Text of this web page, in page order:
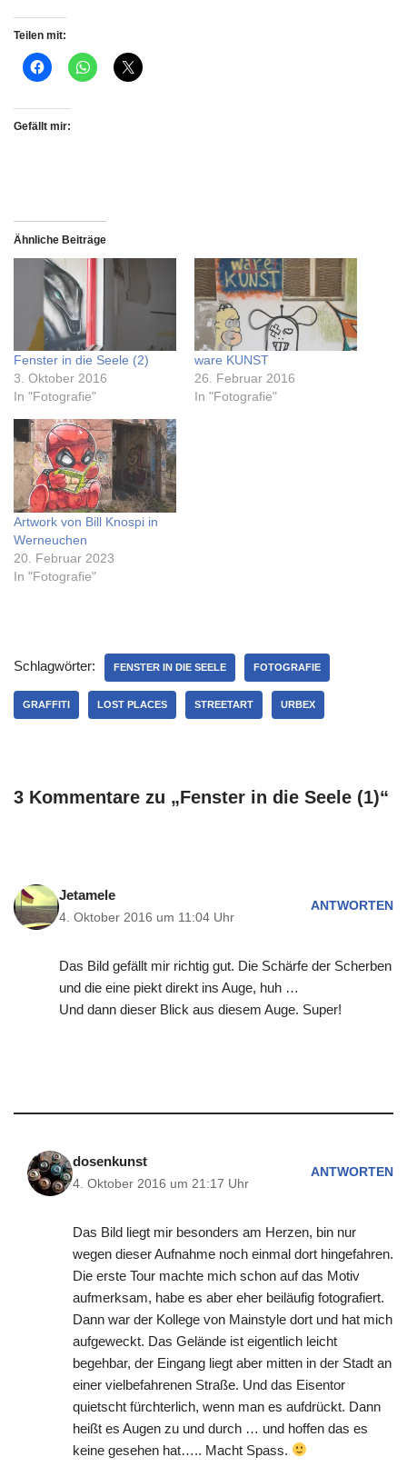
Teilen mit:
Gefällt mir:
Ähnliche Beiträge
Fenster in die Seele (2)
3. Oktober 2016
In "Fotografie"
ware KUNST
26. Februar 2016
In "Fotografie"
Artwork von Bill Knospi in
Werneuchen
20. Februar 2023
In "Fotografie"
Schlagwörter: FENSTER IN DIE SEELE FOTOGRAFIE
GRAFFITI LOST PLACES STREETART URBEX
3 Kommentare zu „Fenster in die Seele (1)“
Jetamele
4. Oktober 2016 um 11:04 Uhr
ANTWORTEN
Das Bild gefällt mir richtig gut. Die Schärfe der Scherben
und die eine piekt direkt ins Auge, huh …
Und dann dieser Blick aus diesem Auge. Super!
dosenkunst
4. Oktober 2016 um 21:17 Uhr
ANTWORTEN
Das Bild liegt mir besonders am Herzen, bin nur
wegen dieser Aufnahme noch einmal dort hingefahren.
Die erste Tour machte mich schon auf das Motiv
aufmerksam, habe es aber eher beiläufig fotografiert.
Dann war der Kollege von Mainstyle dort und hat mich
aufgeweckt. Das Gelände ist eigentlich leicht
begehbar, der Eingang liegt aber mitten in der Stadt an
einer vielbefahrenen Straße. Und das Eisentor
quietscht fürchterlich, wenn man es aufdrückt. Dann
heißt es Augen zu und durch … und hoffen das es
keine gesehen hat….. Macht Spass.